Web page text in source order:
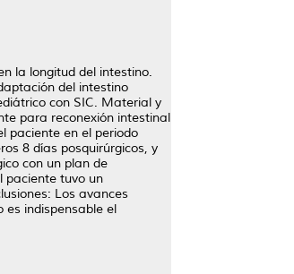
la longitud del intestino.
del intestino
con SIC. Material y
para reconexión intestinal
paciente en el periodo
8 días posquirúrgicos, y
con un plan de
paciente tuvo un
Los avances
indispensable el